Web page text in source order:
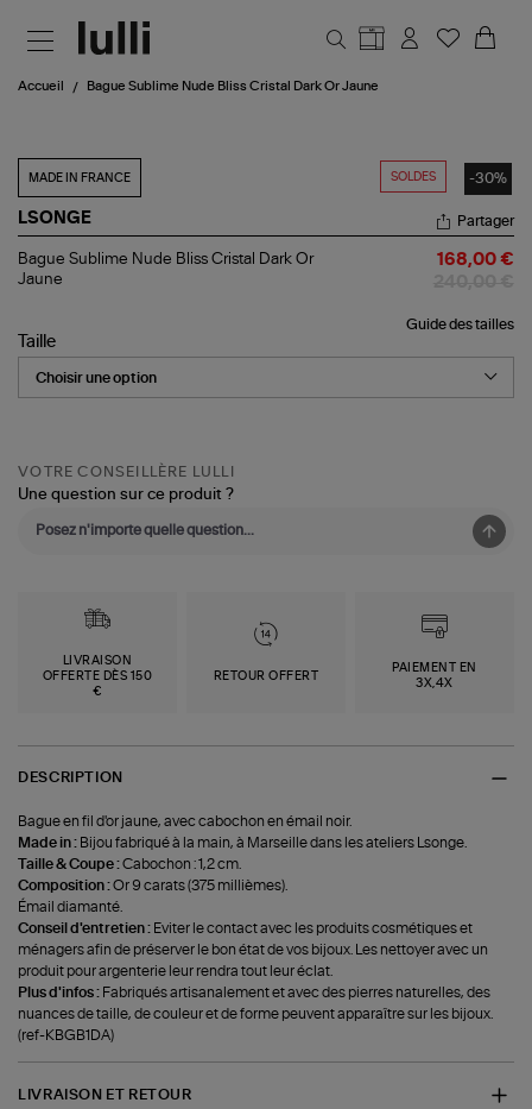
Accueil Bague Sublime Nude Bliss Cristal Dark Or Jaune
SOLDES -30%
MADE IN FRANCE
LSONGE
Bague
Sublime
Cristal
Dark
Or
Jaune
Partager
Bague Sublime Nude Bliss Cristal Dark Or
Jaune
168,00 €
Guide des tailles
Taille
VOTRE CONSEILLÈRE LULLI
Une question sur ce produit ?
LIVRAISON
OFFERTE DÈS 150
€
RETOUR OFFERT
PAIEMENT EN
3X,4X
DESCRIPTION
Bague en fil d'or jaune, avec cabochon en émail noir.
Made in : Bijou fabriqué à la main, à Marseille dans les ateliers Lsonge.
Taille & Coupe :Cabochon : 1,2 cm.
Composition :Or 9 carats (375 millièmes).
Émail diamanté.
Conseil d'entretien : Eviter le contact avec les produits cosmétiques et
ménagers afin de préserver le bon état de vos bijoux. Les nettoyer avec un
produit pour argenterie leur rendra tout leur éclat.
Plus d'infos : Fabriqués artisanalement et avec des pierres naturelles, des
nuances de taille, de couleur et de forme peuvent apparaître sur les bijoux.
(ref-KBGB1DA)
LIVRAISON ET RETOUR